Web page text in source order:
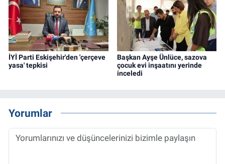
İYİ Parti Eskişehir'den 'çerçeve
yasa' tepkisi
Başkan Ayşe Ünlüce, sazova
çocuk evi inşaatını yerinde
inceledi
Yorumlar